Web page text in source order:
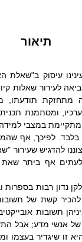
תיאור
עיסוק
לעירור שאלות
מתחזקת תודעתו,
ומסתמנת
במצבי
בלבד. לפיכך, אף
להדגיש שעירור
אף ביתר
נדון רבות בספרות
קשת של
תשובות
של אנשי מדע; אבל
זו שיגדיר בעצמו